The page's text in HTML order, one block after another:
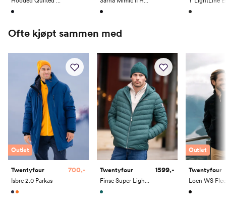
Ofte kjøpt sammen med
Outlet
Twentyfour
Isbre 2.0 Parkas
700,-
Twentyfour
1599,-
Outlet
Twentyfour
Loen WS